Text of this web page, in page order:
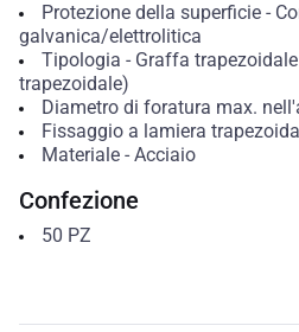
Protezione della superficie-
galvanica/elettrolitica
Tipologia - Graffa
trapezoidale)
Diametro di foratura max.
Fissaggio a lamiera
Materiale- Acciaio
Confezione
50 PZ